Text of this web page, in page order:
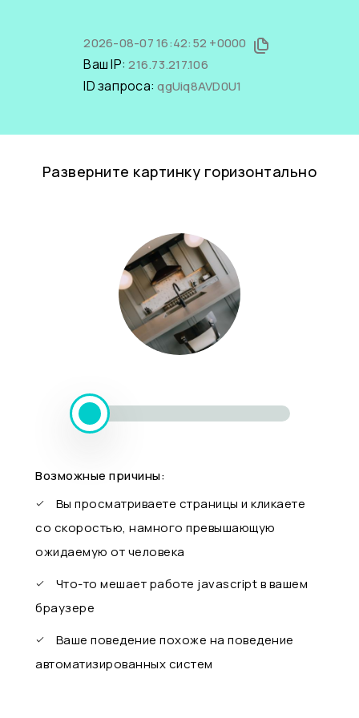
2026-08-07 16:42:52 +0000
Ваш IP:216.73.217.106
ID запроса:qgUiq8AVD0U1
Разверните картинку горизонтально
Возможные причины:
Вы просматриваете страницы и кликаете
со скоростью, намного превышающую
ожидаемую от человека
Что-то мешает работе javascript в вашем
браузере
Ваше поведение похоже на поведение
автоматизированных систем